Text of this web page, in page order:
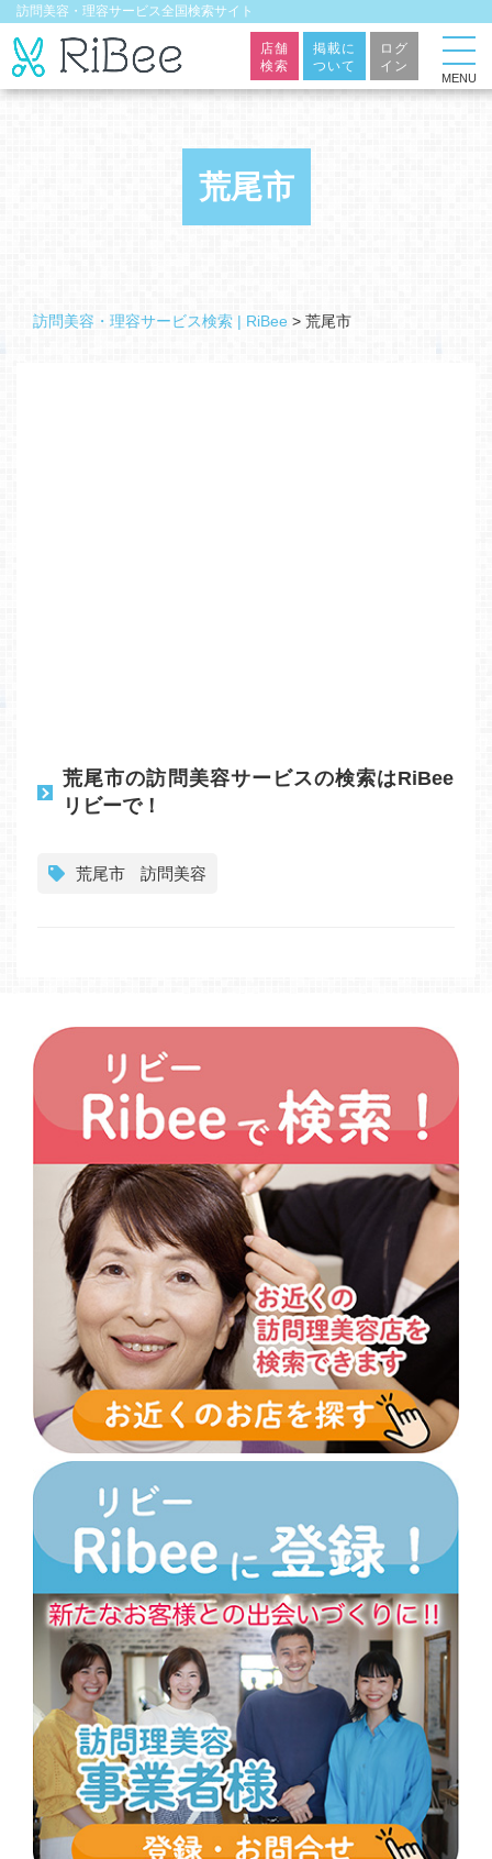
訪問美容・理容サービス全国検索サイト
店舗
検索
掲載に
ついて
ログ
イン
MENU
荒尾市
訪問美容・理容サービス検索 | RiBee > 荒尾市
荒尾市の訪問美容サービスの検索はRiBee
リビーで！
荒尾市 訪問美容